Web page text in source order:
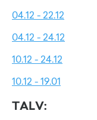
04.12 - 22.12
04.12 - 24.12
10.12 - 24.12
10.12 - 19.01
TALV: